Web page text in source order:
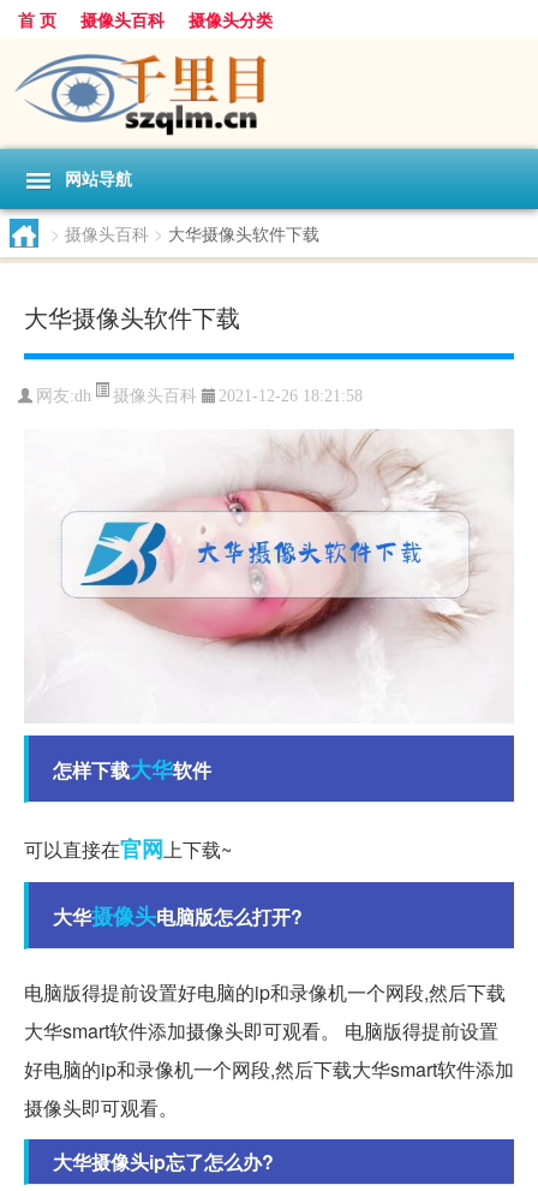
首 页 摄像头百科 摄像头分类
网站导航
> 摄像头百科 > 大华摄像头软件下载
大华摄像头软件下载
网友:dh 摄像头百科 2021-12-26 18:21:58
怎样下载大华软件
可以直接在官网上下载~
大华摄像头电脑版怎么打开?
电脑版得提前设置好电脑的ip和录像机一个网段,然后下载
大华smart软件添加摄像头即可观看。 电脑版得提前设置
好电脑的ip和录像机一个网段,然后下载大华smart软件添加
摄像头即可观看。
大华摄像头ip忘了怎么办?